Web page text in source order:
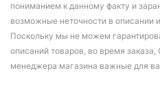
пониманием к данному факту и
возможные неточности в описании
Поскольку мы не можем
описаний товаров, во время
менеджера магазина важные для